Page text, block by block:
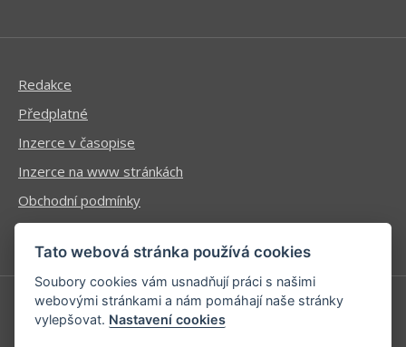
Redakce
Předplatné
Inzerce v časopise
Inzerce na www stránkách
Obchodní podmínky
Ochrana osobních údajů
Příhlášení | Registrace
Tato webová stránka používá cookies
Soubory cookies vám usnadňují práci s našimi
webovými stránkami a nám pomáhají naše stránky
vylepšovat. Nastavení cookies